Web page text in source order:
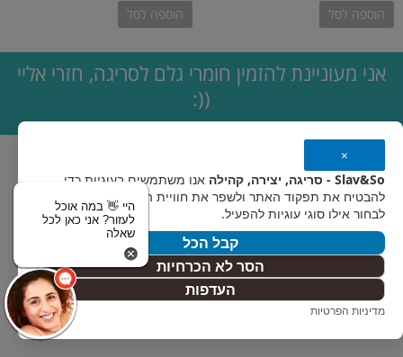
הוספה לסל הוספה לסל
אני מעוניינת להזמין חומרי גלם לסריגה, חזרי אליי
((:
×
Slav&So - סריגה, יצירה, קהילה
אנו משתמשים בעוגיות כדי
להבטיח את תפקוד האתר ולשפר את חוויית המשתמש. אפשר
לבחור אילו סוגי עוגיות להפעיל.
קבל הכל
הסר לא הכרחיות
העדפות
מדיניות הפרטיות
היי 👋 במה אוכל
לעזור? אני כאן לכל
שאלה